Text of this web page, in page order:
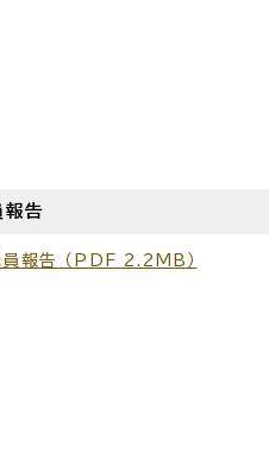
報告
報告 （PDF 2.2MB）